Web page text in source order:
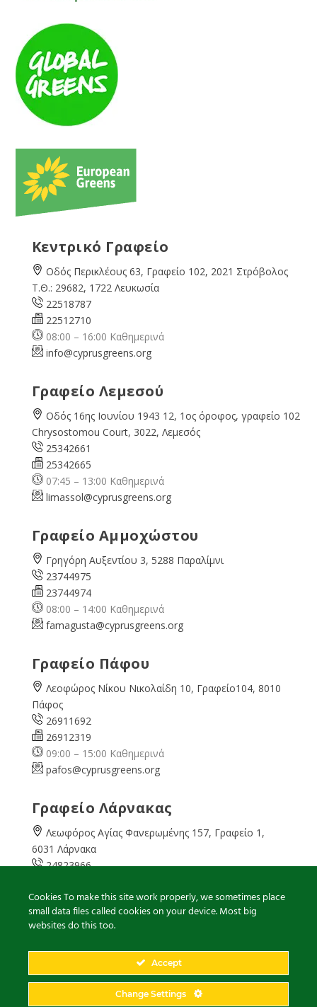
Κεντρικό Γραφείο
Οδός Περικλέους 63, Γραφείο 102, 2021 Στρόβολος
Τ.Θ.: 29682, 1722 Λευκωσία
22518787
22512710
08:00 – 16:00 Καθημερινά
info@cyprusgreens.org
Γραφείο Λεμεσού
Οδός 16ης Ιουνίου 1943 12, 1ος όροφος, γραφείο 102
Chrysostomou Court, 3022, Λεμεσός
25342661
25342665
07:45 – 13:00 Καθημερινά
limassol@cyprusgreens.org
Γραφείο Αμμοχώστου
Γρηγόρη Αυξεντίου 3, 5288 Παραλίμνι
23744975
23744974
08:00 – 14:00 Καθημερινά
famagusta@cyprusgreens.org
Γραφείο Πάφου
Λεοφώρος Νίκου Νικολαίδη 10, Γραφείο104, 8010
Πάφος
26911692
26912319
09:00 – 15:00 Καθημερινά
pafos@cyprusgreens.org
Γραφείο Λάρνακας
Λεωφόρος Αγίας Φανερωμένης 157, Γραφείο 1,
6031 Λάρνακα
24823966
08:00 – 16:00 Καθημερινά
larnaka@cyprusgreens.org
2026© Ολα τα δικαιώματα διατηρούνται
Cookies To make this site work properly, we sometimes place
small data files called cookies on your device. Most big
websites do this too.
Accept
Change Settings